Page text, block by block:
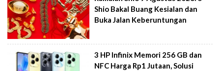
Shio Bakal Buang Kesialan dan
Buka Jalan Keberuntungan
3 HP Infinix Memori 256 GB dan
NFC Harga Rp1 Jutaan, Solusi